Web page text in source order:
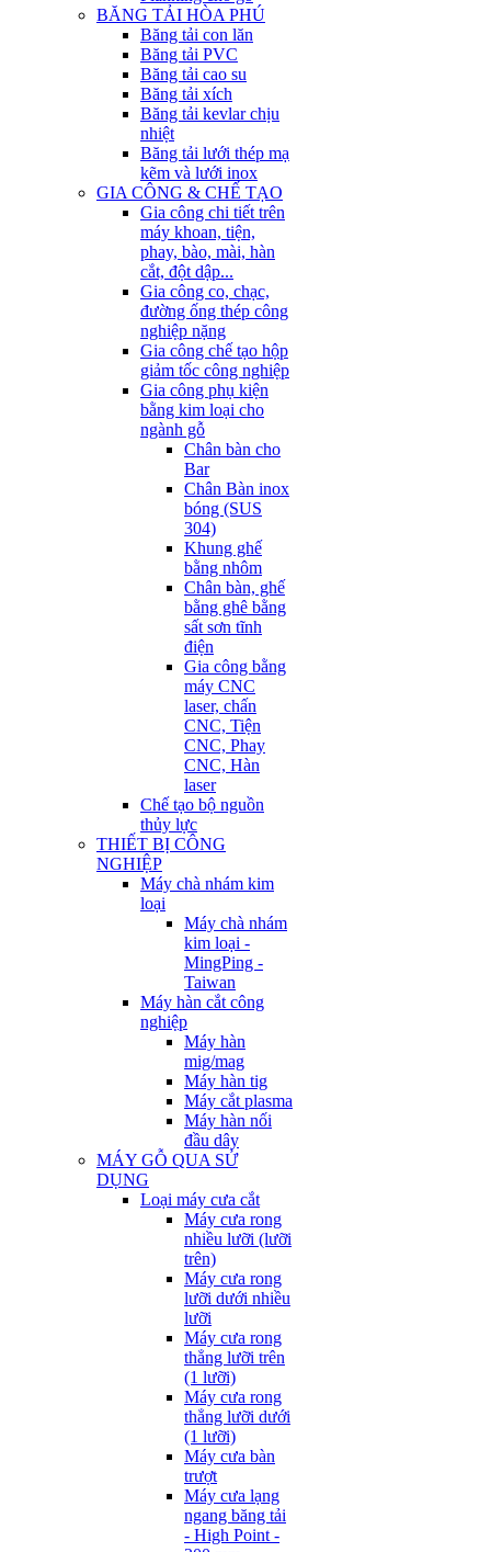
BĂNG TẢI HÒA PHÚ
Băng tải con lăn
Băng tải PVC
Băng tải cao su
Băng tải xích
Băng tải kevlar chịu
nhiệt
Băng tải lưới thép mạ
kẽm và lưới inox
GIA CÔNG & CHẾ TẠO
Gia công chi tiết trên
máy khoan, tiện,
phay, bào, mài, hàn
cắt, đột dập...
Gia công co, chạc,
đường ống thép công
nghiệp nặng
Gia công chế tạo hộp
giảm tốc công nghiệp
Gia công phụ kiện
bằng kim loại cho
ngành gỗ
Chân bàn cho
Bar
Chân Bàn inox
bóng (SUS
304)
Khung ghế
bằng nhôm
Chân bàn, ghế
bằng ghê bằng
sất sơn tĩnh
điện
Gia công bằng
máy CNC
laser, chấn
CNC, Tiện
CNC, Phay
CNC, Hàn
laser
Chế tạo bộ nguồn
thủy lực
THIẾT BỊ CÔNG
NGHIỆP
Máy chà nhám kim
loại
Máy chà nhám
kim loại -
MingPing -
Taiwan
Máy hàn cắt công
nghiệp
Máy hàn
mig/mag
Máy hàn tig
Máy cắt plasma
Máy hàn nối
đầu dây
MÁY GỖ QUA SỬ
DỤNG
Loại máy cưa cắt
Máy cưa rong
nhiều lưỡi (lưỡi
trên)
Máy cưa rong
lưỡi dưới nhiều
lưỡi
Máy cưa rong
thẳng lưỡi trên
(1 lưỡi)
Máy cưa rong
thẳng lưỡi dưới
(1 lưỡi)
Máy cưa bàn
trượt
Máy cưa lạng
ngang băng tải
- High Point -